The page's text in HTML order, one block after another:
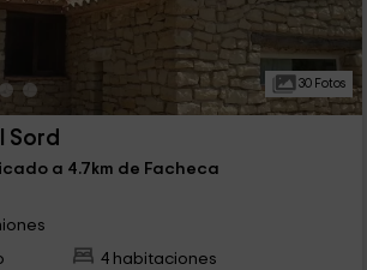
30 Fotos
Sord
a 4.7km de Facheca
4 habitaciones